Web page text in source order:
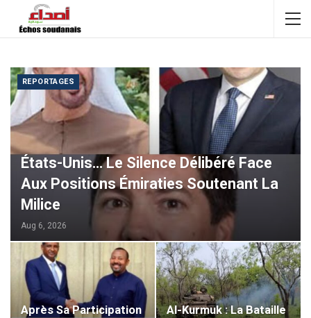
REPORTAGES
États-Unis… Le Silence Délibéré Face
Aux Positions Émiraties Soutenant La
Milice
Aug 6, 2026
Après Sa Participation
Al-Kurmuk : La Bataille